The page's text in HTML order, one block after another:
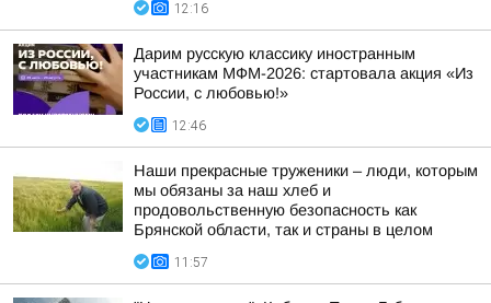
12:16
Дарим русскую классику иностранным
участникам МФМ-2026: стартовала акция «Из
России, с любовью!»
12:46
Наши прекрасные труженики – люди, которым
мы обязаны за наш хлеб и
продовольственную безопасность как
Брянской области, так и страны в целом
11:57